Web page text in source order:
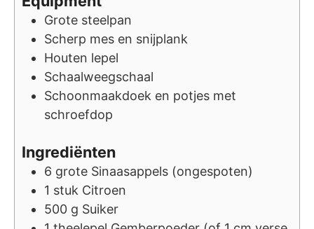
Grote steelpan
Scherp mes en snijplank
Houten lepel
Schaalweegschaal
Schoonmaakdoek en potjes met
schroefdop
Ingrediënten
6 grote Sinaasappels (ongespoten)
1 stuk Citroen
500 g Suiker